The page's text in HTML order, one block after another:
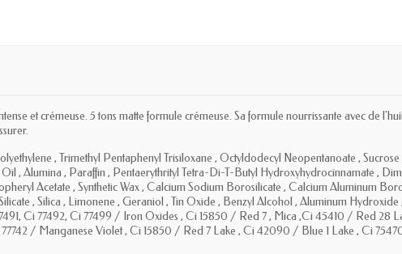
et crémeuse. 5 tons matte formule crémeuse. Sa formule nourrissante avec de
, Trimethyl Pentaphenyl Trisiloxane , Octyldodecyl Neopentanoate ,
, Alumina , Paraffin , Pentaerythrityl Tetra-Di-T-Butyl Hydroxyhydrocinnamate ,
Acetate , Synthetic Wax , Calcium Sodium Borosilicate , Calcium Aluminum
, Silica , Limonene , Geraniol , Tin Oxide , Benzyl Alcohol , Aluminum
Ci 77492, Ci 77499 / Iron Oxides , Ci 15850 / Red 7 , Mica ,Ci 45410 / Red 28
/ Manganese Violet , Ci 15850 / Red 7 Lake , Ci 42090 / Blue 1 Lake , Ci